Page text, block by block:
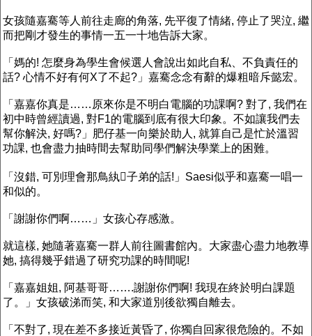
女孩隨嘉騫等人前往走廊的角落, 先平復了情緒, 停止了哭泣, 繼
而把剛才發生的事情一五一十地告訴大家。
「媽的! 怎麼身為學生會候選人會說出如此自私、不負責任的
話? 心情不好有何X了不起?」嘉騫念念有辭的爆粗暗斥懿宏。
「嘉嘉你真是……原來你是不明白電腦的功課啊? 對了, 我們在
初中時曾經讀過, 對F1的電腦到底有很大印象。不如讓我們去
幫你解決, 好嗎?」肥仔基一向樂於助人, 就算自己是忙於溫習
功課, 也會盡力抽時間去幫助同學們解決學業上的困難。
「沒錯, 可別理會那鳥紈子弟的話!」Saesi似乎和嘉騫一唱一
和似的。
「謝謝你們啊……」女孩心存感激。
就這樣, 她隨著嘉騫一群人前往圖書館內。大家盡心盡力地教導
她, 搞得幾乎錯過了研究功課的時間呢!
「嘉嘉姐姐, 阿基哥哥…….謝謝你們啊! 我現在終於明白課題
了。」女孩破涕而笑, 和大家道別後欲獨自離去。
「不對了, 現在差不多接近黃昏了, 你獨自回家很危險的。不如